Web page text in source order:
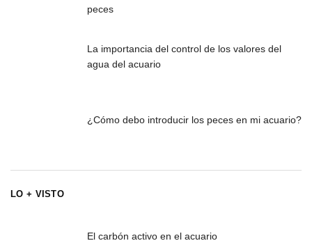
peces
La importancia del control de los valores del
agua del acuario
¿Cómo debo introducir los peces en mi acuario?
LO + VISTO
El carbón activo en el acuario